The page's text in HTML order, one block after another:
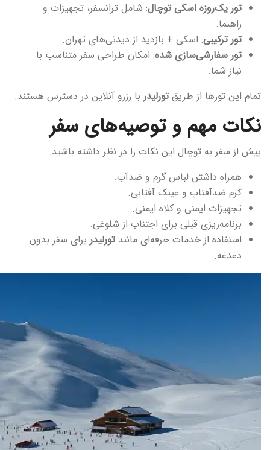
تور یک‌روزه اسکی توچال: شامل ترانسفر، تجهیزات و
راهنما.
تور ترکیبی: اسکی + بازدید از دیدنی‌های تهران.
تور سفارشی‌سازی شده: امکان طراحی سفر متناسب با
نیاز شما.
تمام این تورها از طریق تورلیدر با رزرو آنلاین در دسترس هستند.
نکات مهم و توصیه‌های سفر
پیش از سفر به توچال این نکات را در نظر داشته باشید:
همراه داشتن لباس گرم و ضدآب.
کرم ضدآفتاب و عینک آفتابی.
تجهیزات ایمنی و کلاه ایمنی.
برنامه‌ریزی قبلی برای اجتناب از شلوغی.
استفاده از خدمات حرفه‌ای مانند تورلیدر برای سفر بدون
دغدغه.